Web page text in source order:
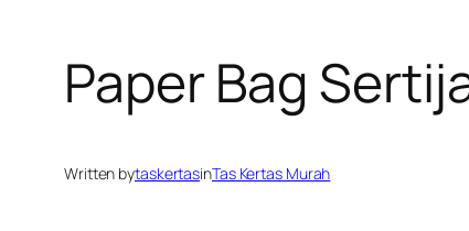
Paper Bag
Written bytaskertasinTas Kertas Murah